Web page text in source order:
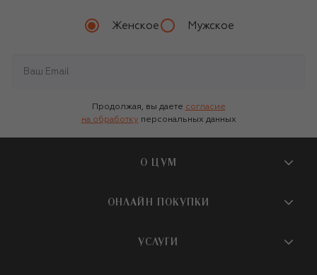
Женское Мужское
Продолжая, вы даете согласие
на обработку персональных данных
О ЦУМ
О магазине
Бутики и ПВЗ ЦУМ
ОНЛАЙН ПОКУПКИ
УСЛУГИ